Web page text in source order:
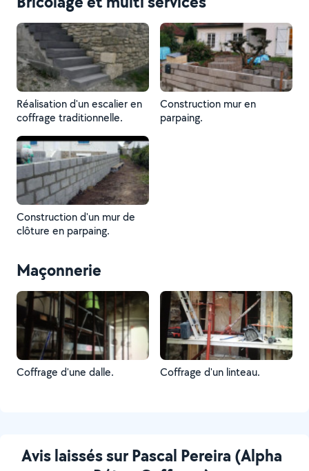
Réalisation d'un escalier en
coffrage traditionnelle.
Construction mur en
parpaing.
Construction d'un mur de
clôture en parpaing.
Maçonnerie
Coffrage d'une dalle. Coffrage d'un linteau.
Avis laissés sur Pascal Pereira (Alpha